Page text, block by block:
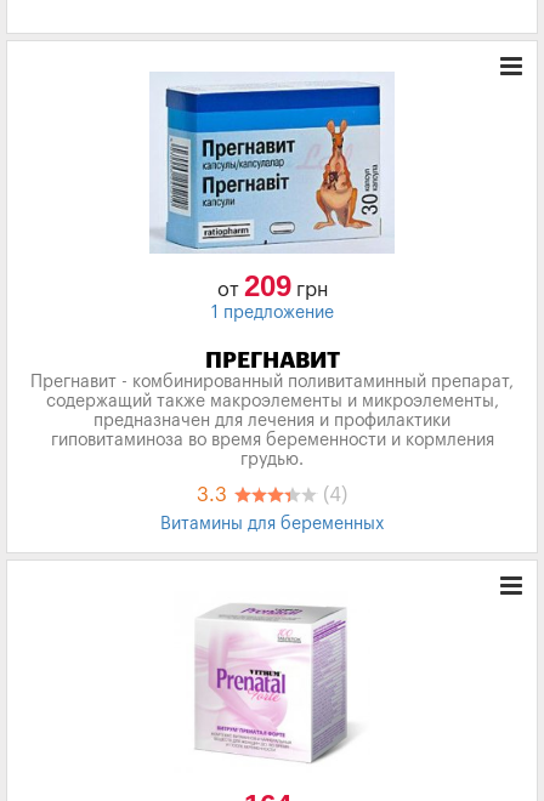
от 209грн
1 предложение
ПРЕГНАВИТ
Прегнавит - комбинированный поливитаминный препарат,
содержащий также макроэлементы и микроэлементы,
предназначен для лечения и профилактики
гиповитаминоза во время беременности и кормления
грудью.
3.3 (4)
Витамины для беременных